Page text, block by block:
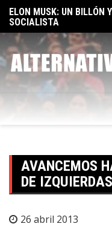
Skip
content
ELON MUSK: UN BILLÓN
SOCIALISTA
AVANCEMOS
DE IZQUIERDAS
26 abril 2013